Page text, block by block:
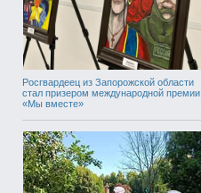
Росгвардеец из Запорожской области
стал призером международной премии
«Мы вместе»